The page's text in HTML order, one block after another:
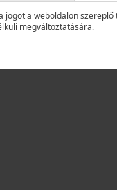
jogot a weboldalon
megváltoztatására.